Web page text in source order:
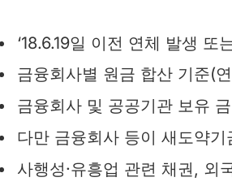
‘18.6.19일 이전 연체 발생 또
금융회사별 원금 합산 기준(
금융회사 및 공공기관 보유
다만 금융회사 등이 새도약
사행성·유흥업 관련 채권, 외